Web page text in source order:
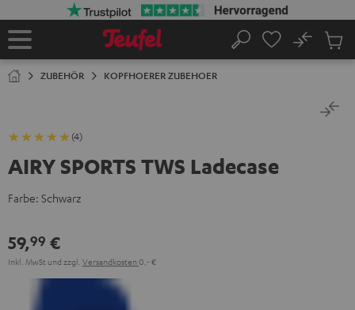
Startseite
Suche
No
ZUBEHÖR KOPFHOERER ZUBEHOER
(4)
AIRY SPORTS TWS Ladecase
Farbe: Schwarz
59,99 €
Inkl. MwSt und zzgl. Versandkosten 0,‐ €